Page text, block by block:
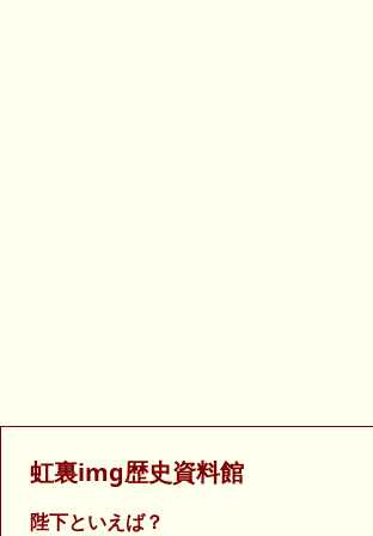
虹裏img歴史資料館
陛下といえば？